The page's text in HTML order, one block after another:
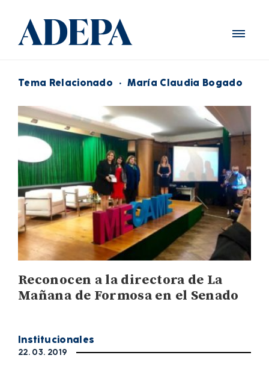
Tema Relacionado · María Claudia Bogado
Reconocen a la directora de La
Mañana de Formosa en el Senado
Institucionales
22. 03. 2019